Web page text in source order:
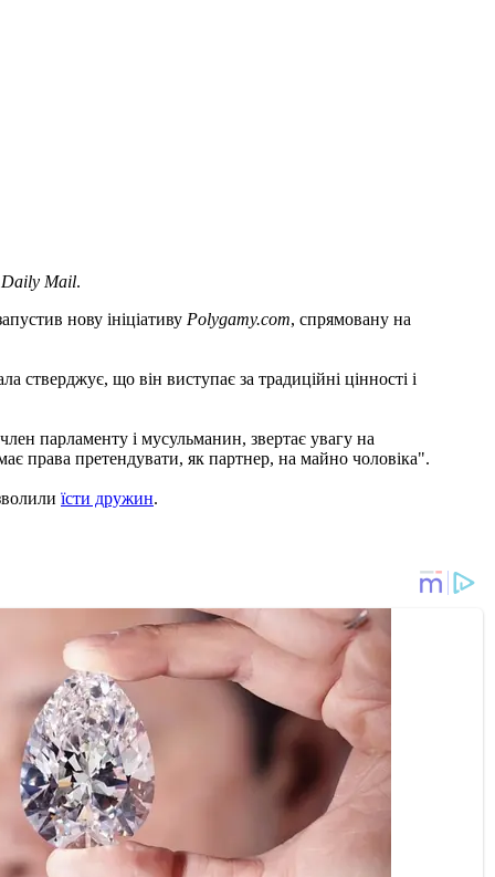
Daily Mail.
нову ініціативу Polygamy.com, спрямовану на
стверджує, що він виступає за традиційні цінності і
парламенту і мусульманин, звертає увагу на
права претендувати, як партнер, на майно чоловіка".
їсти дружин.